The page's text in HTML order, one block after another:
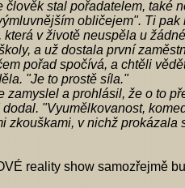
člověk stal pořadatelem, také
obličejem". Ti
v životě neuspěla u
a už dostala první
pořad spočívá, a chtěli
"Je to prostě síla."
zamyslel a prohlásil, že o to
"Vyumělkovanost,
zkouškami, v nichž prokázala
reality show samozřejmě